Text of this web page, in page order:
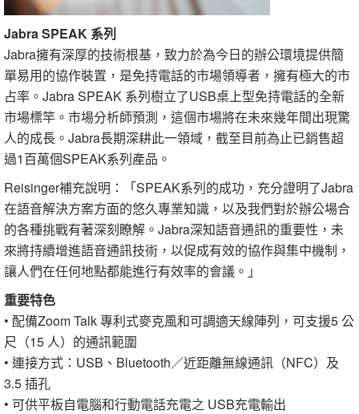
Jabra SPEAK 系列
Jabra擁有深厚的技術根基，致力於為今日的辦公環境提供簡
單易用的協作裝置，是免持電話的市場領導者，擁有極大的市
占率。Jabra SPEAK 系列樹立了USB桌上型免持電話的全新
市場標竿。市場分析師預測，這個市場將在未來幾年間出現驚
人的成長。Jabra長期深耕此一領域，截至目前為止已銷售超
過1百萬個SPEAK系列產品。
Reisinger補充說明：「SPEAK系列的成功，充分證明了Jabra
在語音解決方案方面的悠久專業知識，以及我們對於辦公場合
的各種挑戰有著深刻瞭解。Jabra深知語音通訊的重要性，未
來將持續增進語音通訊技術，以促成有效的協作與集中機制，
讓人們在任何地點都能進行有效率的會議。」
重要特色
• 配備Zoom Talk 專利式麥克風和可調適天線陣列，可支援5 公
尺（15 人）的通訊範圍
• 連接方式：USB、Bluetooth／近距離無線通訊（NFC）及
3.5 插孔
• 可供平板自電腦和行動電話充電之 USB充電輸出